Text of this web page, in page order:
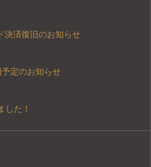
決済復旧のお知らせ
定のお知らせ
した！